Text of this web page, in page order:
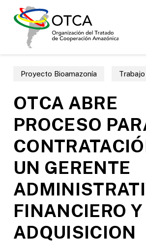
Proyecto Bioamazonía Trabajo
OTCA ABRE
PROCESO
UN GERENTE
FINANCIERO Y
ADQUISICION